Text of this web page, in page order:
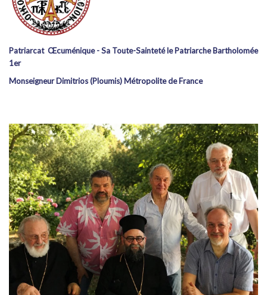
Patriarcat Œcuménique - Sa Toute-Sainteté le Patriarche Bartholomée
1er
Monseigneur Dimitrios (Ploumis) Métropolite de France